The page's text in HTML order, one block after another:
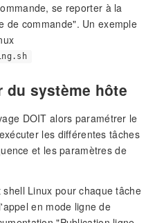
se reporter à la
de commande". Un exemple
du système hôte
DOIT alors paramétrer le
les différentes tâches
et les paramètres de
Linux pour chaque tâche
en mode ligne de